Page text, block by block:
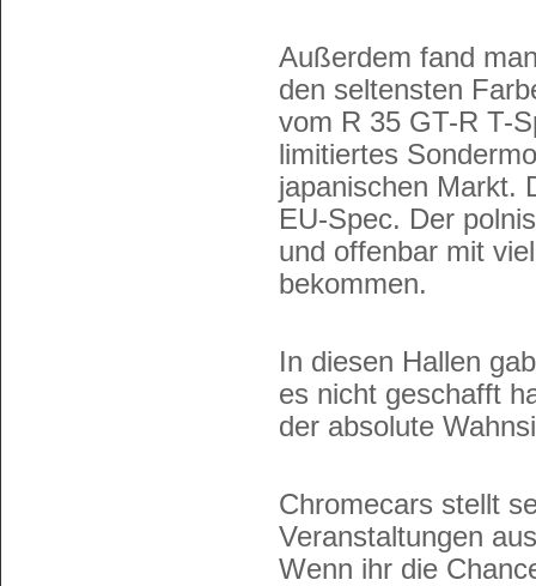
Außerdem fand
den seltensten
vom R 35 GT-R T-
limitiertes
japanischen Markt.
EU-Spec. Der
und offenbar mit
bekommen.
In diesen Hallen
es nicht geschafft
der absolute
Chromecars stellt
Veranstaltungen
Wenn ihr die